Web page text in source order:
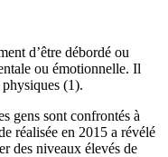
d’être débordé ou
ou émotionnelle. Il
(1).
gens sont confrontés à
réalisée en 2015 a révélé
des niveaux élevés de